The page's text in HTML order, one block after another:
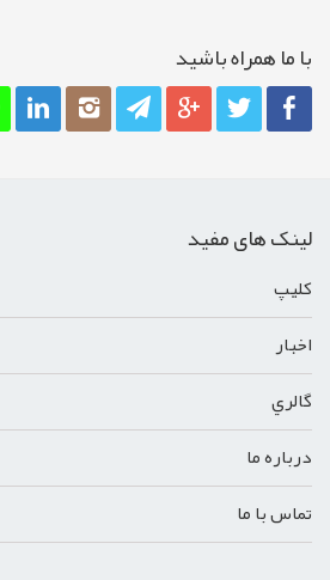
با ما همراه باشيد
لینک های مفید
کليپ
اخبار
گالري
درباره ما
تماس با ما